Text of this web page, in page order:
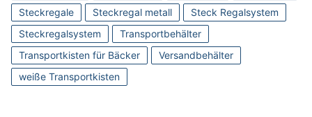
Steckregale
Steckregal metall
Steck Regalsystem
Steckregalsystem
Transportbehälter
Transportkisten für Bäcker
Versandbehälter
weiße Transportkisten